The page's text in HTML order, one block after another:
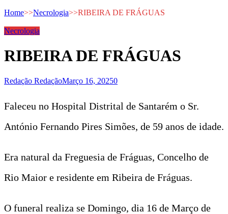
Home>>Necrologia>>RIBEIRA DE FRÁGUAS
Necrologia
RIBEIRA DE FRÁGUAS
Redação RedaçãoMarço 16, 20250
Faleceu no Hospital Distrital de Santarém o Sr.
António Fernando Pires Simões, de 59 anos de idade.
Era natural da Freguesia de Fráguas, Concelho de
Rio Maior e residente em Ribeira de Fráguas.
O funeral realiza se Domingo, dia 16 de Março de